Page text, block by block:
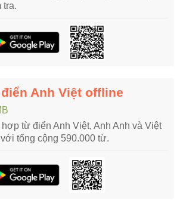
tra.
Anh Việt offline
từ điển Anh Việt, Anh Anh và Việt
tổng cộng 590.000 từ.